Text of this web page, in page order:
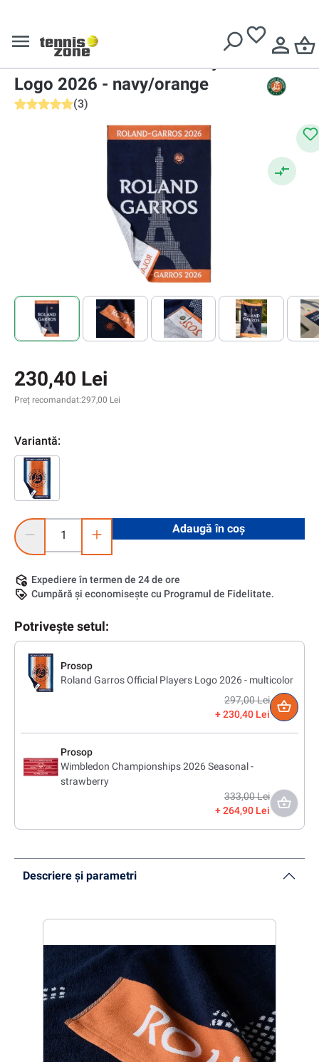
Prosop
Roland Garros Official Players
Logo 2026 - navy/orange
(3)
230,40 Lei
Preț recomandat:297,00 Lei
Variantă:
Cantitate produs: Introduceți cantitatea dorită sau utilizați
Adaugă în coș
Expediere în termen de 24 de ore
Cumpără și economisește cu Programul de Fidelitate.
Potrivește setul:
Prosop
Roland Garros Official Players Logo 2026 - multicolor
297,00 Lei
230,40 Lei
Prosop
Wimbledon Championships 2026 Seasonal -
strawberry
333,00 Lei
264,90 Lei
Descriere și parametri